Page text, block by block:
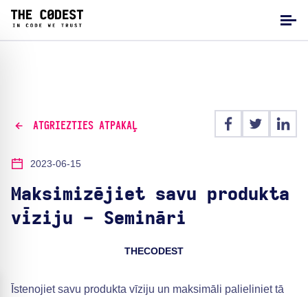
ATGRIEZTIES ATPAKAĻ
2023-06-15
Maksimizējiet savu produkta
vīziju - Semināri
THECODEST
Īstenojiet savu produkta vīziju un maksimāli palieliniet tā